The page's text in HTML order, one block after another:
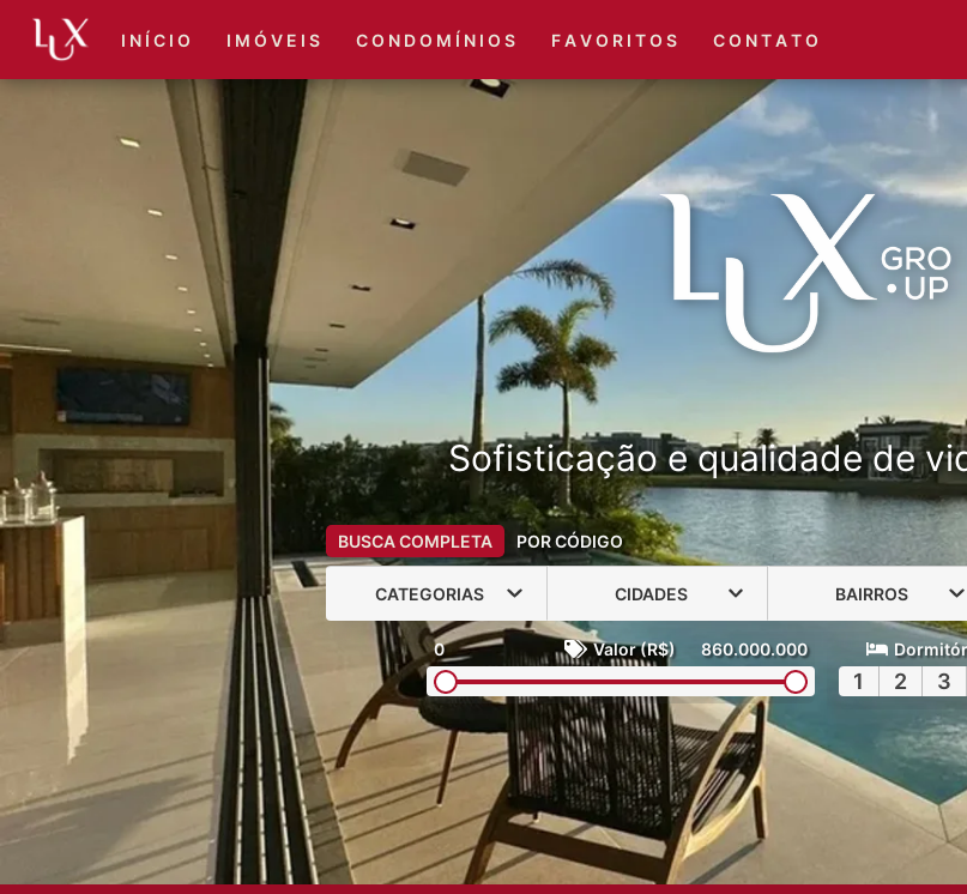
(51) 3416-6660
I N Í C I O I M Ó V E I S C O N D O M Í N I O S F A V O R I T O S C O N T A T O
Sofisticação e qualidade de
BUSCA COMPLETA POR CÓDIGO
CATEGORIAS CIDADES BAIRROS
0 Valor (R$) 860.000.000
1 2 3